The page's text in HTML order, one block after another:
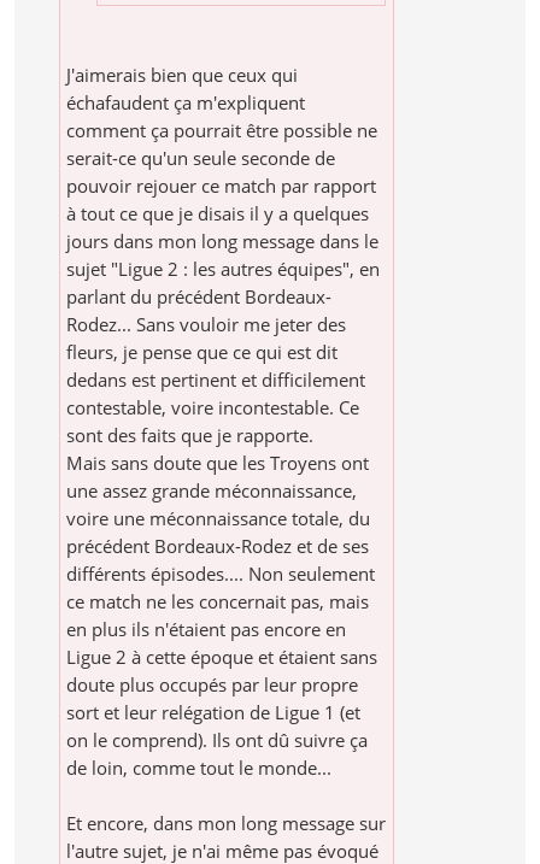
J'aimerais bien que ceux qui
échafaudent ça m'expliquent
comment ça pourrait être possible ne
serait-ce qu'un seule seconde de
pouvoir rejouer ce match par rapport
à tout ce que je disais il y a quelques
jours dans mon long message dans le
sujet "Ligue 2 : les autres équipes", en
parlant du précédent Bordeaux-
Rodez... Sans vouloir me jeter des
fleurs, je pense que ce qui est dit
dedans est pertinent et difficilement
contestable, voire incontestable. Ce
sont des faits que je rapporte.
Mais sans doute que les Troyens ont
une assez grande méconnaissance,
voire une méconnaissance totale, du
précédent Bordeaux-Rodez et de ses
différents épisodes.... Non seulement
ce match ne les concernait pas, mais
en plus ils n'étaient pas encore en
Ligue 2 à cette époque et étaient sans
doute plus occupés par leur propre
sort et leur relégation de Ligue 1 (et
on le comprend). Ils ont dû suivre ça
de loin, comme tout le monde...
Et encore, dans mon long message sur
l'autre sujet, je n'ai même pas évoqué